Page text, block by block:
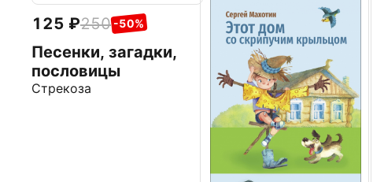
125 250 -50%
Песенки, загадки,
пословицы
Стрекоза